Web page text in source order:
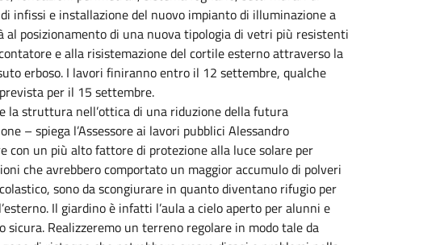
infissi e installazione del nuovo impianto di illuminazione a
al posizionamento di una nuova tipologia di vetri più resistenti
e alla risistemazione del cortile esterno attraverso la
erboso. I lavori finiranno entro il 12 settembre, qualche
per il 15 settembre.
struttura nell’ottica di una riduzione della futura
– spiega l’Assessore ai lavori pubblici Alessandro
con un più alto fattore di protezione alla luce solare per
che avrebbero comportato un maggior accumulo di polveri
sono da scongiurare in quanto diventano rifugio per
Il giardino è infatti l’aula a cielo aperto per alunni e
Realizzeremo un terreno regolare in modo tale da